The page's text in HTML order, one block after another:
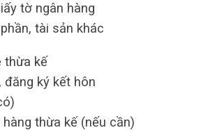
tờ ngân hàng
tài sản khác
thừa kế
đăng ký kết hôn
hàng thừa kế (nếu cần)